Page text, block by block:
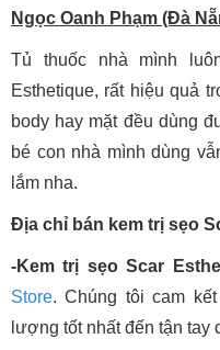
Ngọc Oanh Phạm (Đà
Tủ thuốc nhà mình
Esthetique, rất hiệu quả
body hay mặt đều dùng
bé con nhà mình dùng
lắm nha.
Địa chỉ bán kem trị sẹo
-Kem trị sẹo Scar
Store. Chúng tôi cam
lượng tốt nhất đến tận tay